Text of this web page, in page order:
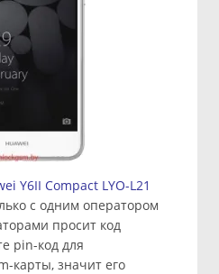
Y6II Compact LYO-L21
с одним оператором
просит код
pin-код для
карты, значит его